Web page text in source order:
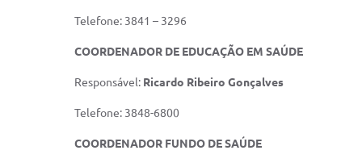
Telefone: 3841 – 3296
COORDENADOR DE EDUCAÇÃO EM SAÚDE
Responsável: Ricardo Ribeiro Gonçalves
Telefone: 3848-6800
COORDENADOR FUNDO DE SAÚDE